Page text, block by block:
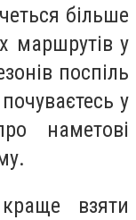
більше
маршрутів у
поспіль
у
наметові
взяти